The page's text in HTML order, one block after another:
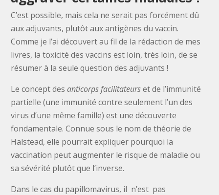
C’est possible, mais cela ne serait pas forcément dû
aux adjuvants, plutôt aux antigènes du vaccin.
Comme je l’ai découvert au fil de la rédaction de mes
livres, la toxicité des vaccins est loin, très loin, de se
résumer à la seule question des adjuvants !
Le concept desanticorps facilitateurset de l’immunité
partielle (une immunité contre seulement l’un des
virus d’une même famille) est une découverte
fondamentale. Connue sous le nom de théorie de
Halstead, elle pourrait expliquer pourquoi la
vaccination peut augmenter le risque de maladie ou
sa sévérité plutôt que l’inverse.
Dans le cas du papillomavirus, il n’est pas